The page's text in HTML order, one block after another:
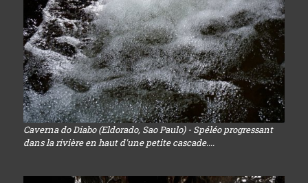
Caverna do Diabo (Eldorado, Sao Paulo) - Spéléo progressant
dans la rivière en haut d'une petite cascade....